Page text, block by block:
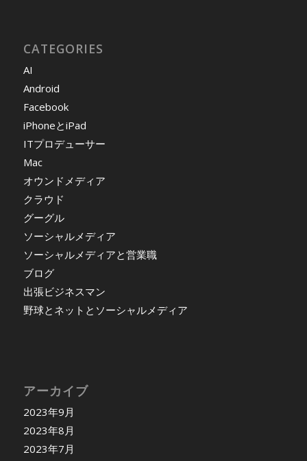
CATEGORIES
AI
Android
Facebook
iPhoneとiPad
ITプロデューサー
Mac
オウンドメディア
クラウド
グーグル
ソーシャルメディア
ソーシャルメディアと営業職
ブログ
出張ビジネスマン
野球とネットとソーシャルメディア
アーカイブ
2023年9月
2023年8月
2023年7月